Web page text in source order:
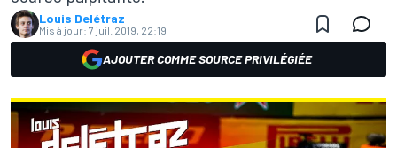
Louis Delétraz
Mis à jour: 7 juil. 2019, 22:19
AJOUTER COMME SOURCE PRIVILÉGIÉE